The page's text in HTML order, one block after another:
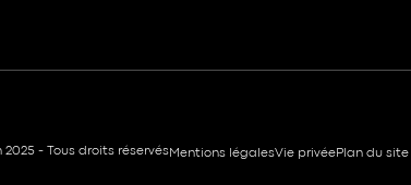
- Tous droits réservésMentions légalesVie privéePlan du site